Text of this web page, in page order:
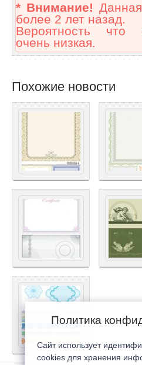
* Внимание!
более 2 лет назад.
Вероятность что
очень низкая.
Похожие новости
Политика
Сайт использует
cookies для хранения